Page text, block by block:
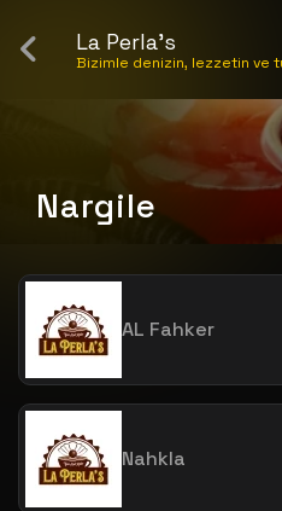
La Perla's
Bizimle denizin, lezzetin ve
Nargile
AL Fahker
Nahkla